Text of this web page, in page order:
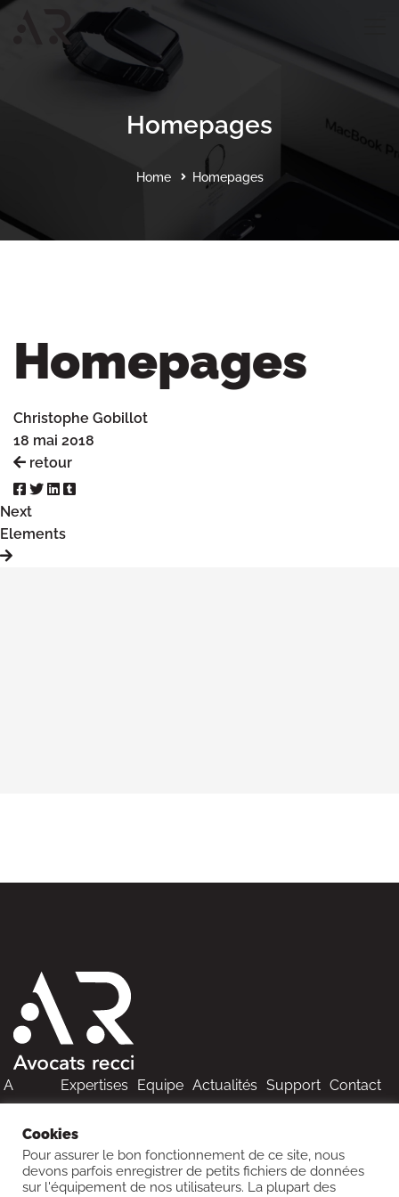
Homepages
Home Homepages
Homepages
Christophe Gobillot
18 mai 2018
retour
Next
Elements
A
propos
Expertises Equipe Actualités Support Contact
Cookies
Pour assurer le bon fonctionnement de ce site, nous
devons parfois enregistrer de petits fichiers de données
sur l'équipement de nos utilisateurs. La plupart des